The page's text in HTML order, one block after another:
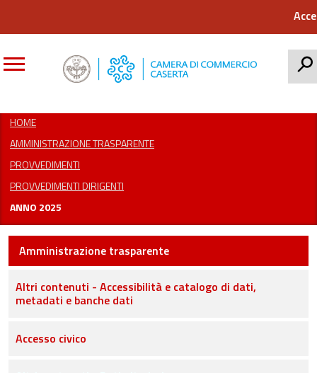
HOME
AMMINISTRAZIONE TRASPARENTE
PROVVEDIMENTI
PROVVEDIMENTI DIRIGENTI
ANNO 2025
Amministrazione trasparente
Altri contenuti - Accessibilità e catalogo di dati,
metadati e banche dati
Accesso civico